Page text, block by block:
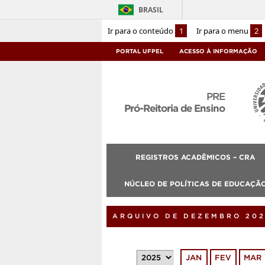
Ir para o conteúdo 1 Ir para o menu 2
BRASIL
PORTAL UFPEL ACESSO À INFORMAÇÃO
PRE
Pró-Reitoria de Ensino
REGISTROS ACADÊMICOS – CRA
NÚCLEO DE POLÍTICAS DE
ARQUIVO DE DEZEMBRO
JAN FEV MAR